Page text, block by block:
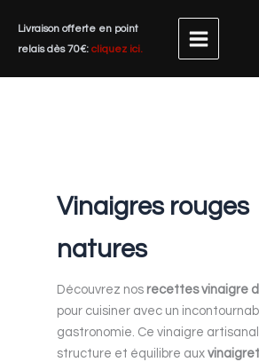
contenu
Livraison offerte en point
relais dès 70€: cliquez ici.
Vinaigres rouges
natures
Découvrez nos recettes vinaigre
pour cuisiner avec un
gastronomie. Ce vinaigre
structure et équilibre aux